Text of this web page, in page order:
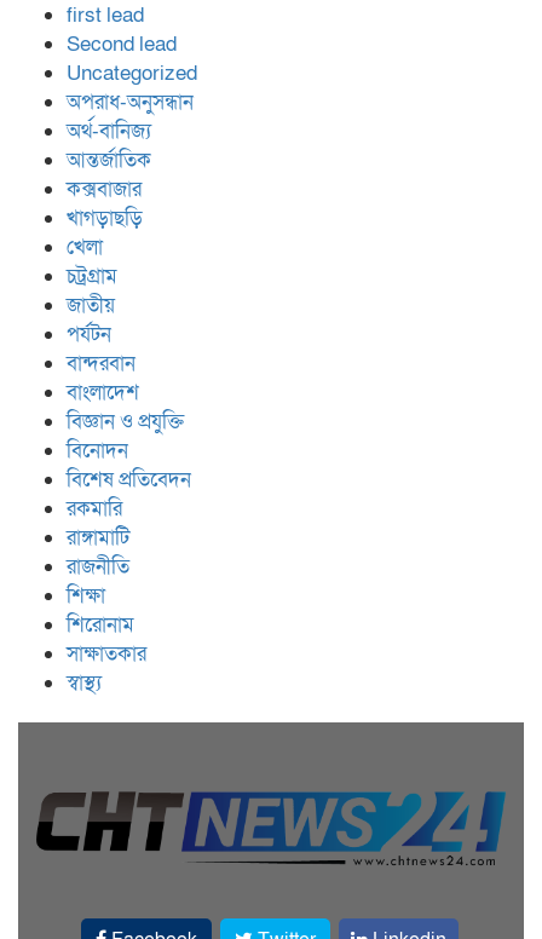
first lead
Second lead
Uncategorized
অপরাধ-অনুসন্ধান
অর্থ-বানিজ্য
আন্তর্জাতিক
কক্সবাজার
খাগড়াছড়ি
খেলা
চট্রগ্রাম
জাতীয়
পর্যটন
বান্দরবান
বাংলাদেশ
বিজ্ঞান ও প্রযুক্তি
বিনোদন
বিশেষ প্রতিবেদন
রকমারি
রাঙ্গামাটি
রাজনীতি
শিক্ষা
শিরোনাম
সাক্ষাতকার
স্বাস্থ্য